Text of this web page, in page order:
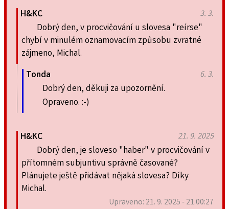
H&KC 3. 3.
Dobrý den, v procvičování u slovesa "reírse"
chybí v minulém oznamovacím způsobu zvratné
zájmeno, Michal.
Tonda
6. 3.
Dobrý den, děkuji za upozornění.
Opraveno. :-)
H&KC 21. 9. 2025
Dobrý den, je sloveso "haber" v procvičování v
přítomném subjuntivu správně časované?
Plánujete ještě přidávat nějaká slovesa? Díky
Michal.
Upraveno: 21. 9. 2025 - 21.00:27